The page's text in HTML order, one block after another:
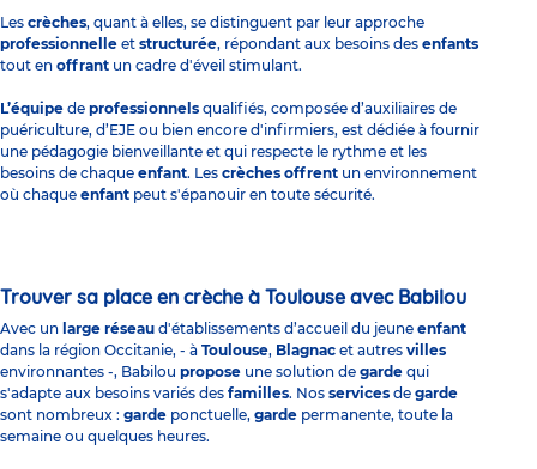
Les crèches, quant à elles, se distinguent par leur approche
professionnelle et structurée, répondant aux besoins des enfants
tout en offrant un cadre d'éveil stimulant.
L’équipe de professionnels qualifiés, composée d’auxiliaires de
puériculture, d’EJE ou bien encore d'infirmiers, est dédiée à fournir
une pédagogie bienveillante et qui respecte le rythme et les
besoins de chaque enfant. Les crèches offrent un environnement
où chaque enfant peut s'épanouir en toute sécurité.
Trouver sa place en crèche à Toulouse avec Babilou
Avec un large réseau d'établissements d’accueil du jeune enfant
dans la région Occitanie, - à Toulouse, Blagnac et autres villes
environnantes -, Babilou propose une solution de garde qui
s'adapte aux besoins variés des familles. Nos services de garde
sont nombreux : garde ponctuelle, garde permanente, toute la
semaine ou quelques heures.